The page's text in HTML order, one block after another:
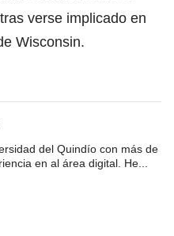
tras verse implicado en
Wisconsin.
del Quindío con más de
en al área digital. He